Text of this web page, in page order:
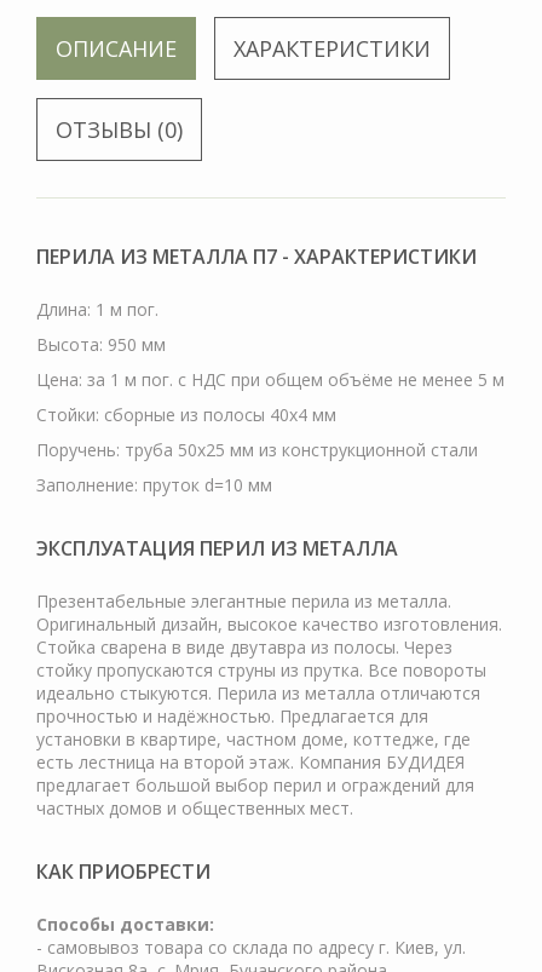
ОПИСАНИЕ ХАРАКТЕРИСТИКИ
ОТЗЫВЫ (0)
ПЕРИЛА ИЗ МЕТАЛЛА П7 - ХАРАКТЕРИСТИКИ
Длина: 1 м пог.
Высота: 950 мм
Цена: за 1 м пог. с НДС при общем объёме не менее 5 м
Стойки: сборные из полосы 40х4 мм
Поручень: труба 50х25 мм из конструкционной стали
Заполнение: пруток d=10 мм
ЭКСПЛУАТАЦИЯ ПЕРИЛ ИЗ МЕТАЛЛА
Презентабельные элегантные перила из металла.
Оригинальный дизайн, высокое качество изготовления.
Стойка сварена в виде двутавра из полосы. Через
стойку пропускаются струны из прутка. Все повороты
идеально стыкуются. Перила из металла отличаются
прочностью и надёжностью. Предлагается для
установки в квартире, частном доме, коттедже, где
есть лестница на второй этаж. Компания БУДИДЕЯ
предлагает большой выбор перил и ограждений для
частных домов и общественных мест.
КАК ПРИОБРЕСТИ
Cпособы доставки:
- самовывоз товара со склада по адресу г. Киев, ул.